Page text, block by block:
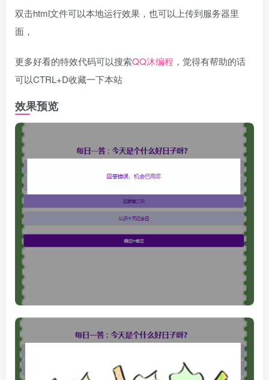
双击html文件可以本地运行效果，也可以上传到服务器里
面，
更多好看的特效代码可以搜索QQ沐编程 ，觉得有帮助的话
可以CTRL+D收藏一下本站
效果预览